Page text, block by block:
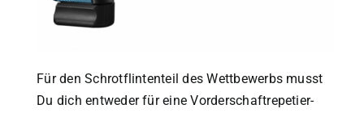
Für den Schrotflintenteil des Wettbewerbs musst
Du dich entweder für eine Vorderschaftrepetier-